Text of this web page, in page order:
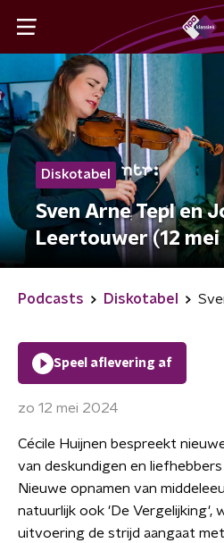
Diskotabel
Sven Arne Tepl en
Leertouwer (12
Podcasts Diskotabel
Speel aflevering af
zo 12 mei 2024
Cécile Huijnen bespreekt
van deskundigen en liefhebbers
Nieuwe opnamen van
natuurlijk ook 'De Vergelijking',
uitvoering de strijd aangaat met